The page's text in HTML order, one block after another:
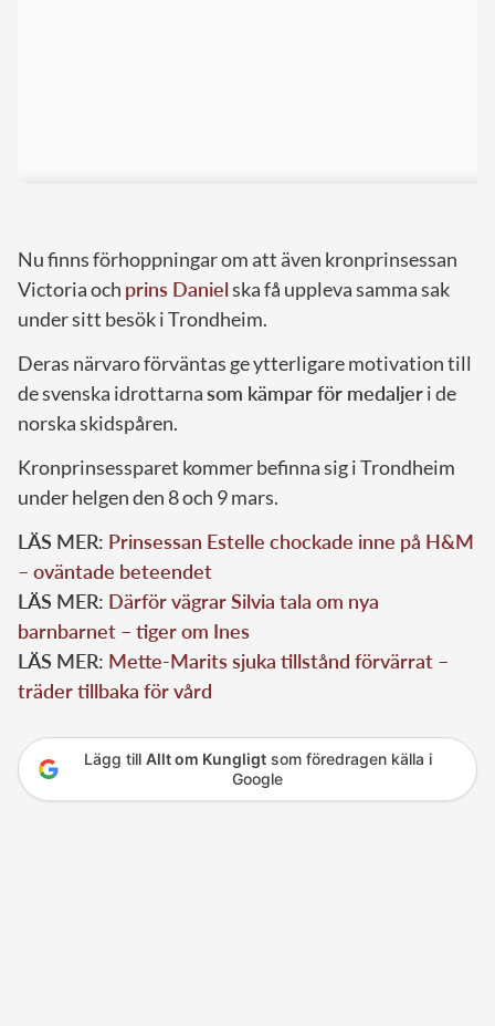
Nu finns förhoppningar om att även kronprinsessan
Victoria och prins Danielska få uppleva samma sak
under sitt besök i Trondheim.
Deras närvaro förväntas ge ytterligare motivation till
de svenska idrottarnasom kämpar för medaljeri de
norska skidspåren.
Kronprinsessparet kommer befinna sig i Trondheim
under helgen den 8 och 9 mars.
LÄS MER: Prinsessan Estelle chockade inne på H&M
– oväntade beteendet
LÄS MER: Därför vägrar Silvia tala om nya
barnbarnet – tiger om Ines
LÄS MER: Mette-Marits sjuka tillstånd förvärrat –
träder tillbaka för vård
Lägg till Allt om Kungligtsom föredragen källa i
Google